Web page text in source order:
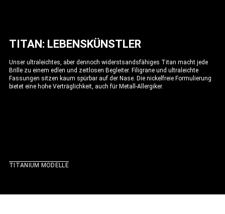
TITAN: LEBENSKÜNSTLER
Unser ultraleichtes, aber dennoch widerstsandsfähiges Titan macht jede
Brille zu einem edlen und zeitlosen Begleiter. Filigrane und ultraleichte
Fassungen sitzen kaum spürbar auf der Nase. Die nickelfreie Formulierung
bietet eine hohe Verträglichkeit, auch für Metall-Allergiker.
TITANIUM MODELLE